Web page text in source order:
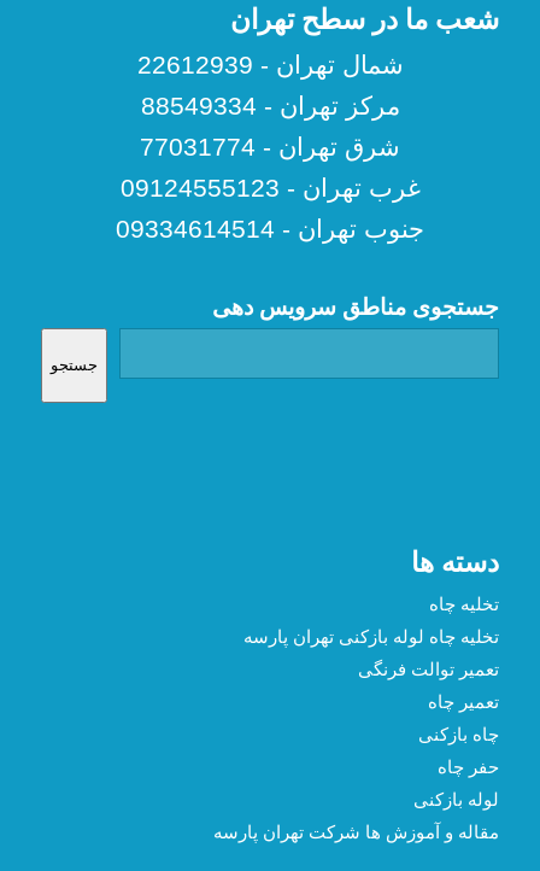
شعب ما در سطح تهران
شمال تهران - 22612939
مرکز تهران - 88549334
شرق تهران - 77031774
غرب تهران - 09124555123
جنوب تهران - 09334614514
جستجوی مناطق سرویس دهی
جستجو
دسته ها
تخلیه چاه
تخلیه چاه لوله بازکنی تهران پارسه
تعمیر توالت فرنگی
تعمیر چاه
چاه بازکنی
حفر چاه
لوله بازکنی
مقاله و آموزش ها شرکت تهران پارسه